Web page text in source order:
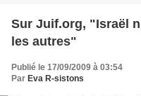
Sur Juif.org, "Israël
les autres"
Publié le 17/09/2009 à 03:54
Par Eva R-sistons